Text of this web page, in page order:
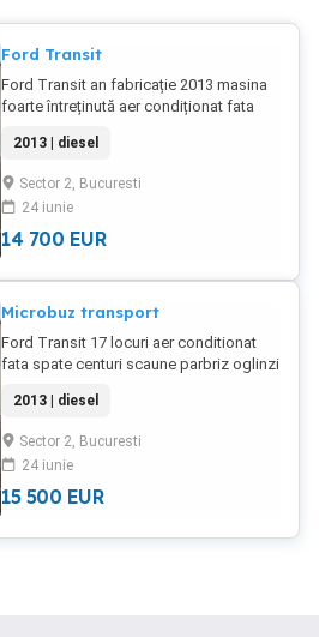
Ford Transit
Ford Transit an fabricație 2013 masina
foarte întreținută aer condiționat fata
electrice încălzite comenzi volan pilot
automat parbriz incalzit 17 locuri
masina efectuează curse transport
angajati se poate elibera factura
2013 | diesel
Sector 2, Bucuresti
24 iunie
14 700 EUR
Microbuz transport
Ford Transit 17 locuri aer conditionat
fata spate centuri scaune parbriz oglinzi
incalzire webasto se emite factura
2013 | diesel
Sector 2, Bucuresti
24 iunie
15 500 EUR